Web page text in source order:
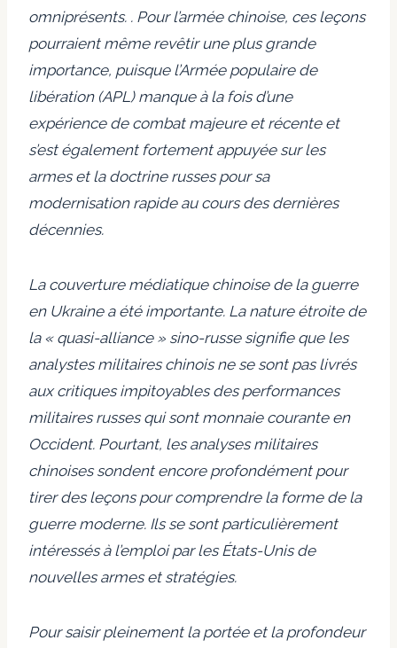
omniprésents. . Pour l’armée chinoise, ces leçons
pourraient même revêtir une plus grande
importance, puisque l’Armée populaire de
libération (APL) manque à la fois d’une
expérience de combat majeure et récente et
s’est également fortement appuyée sur les
armes et la doctrine russes pour sa
modernisation rapide au cours des dernières
décennies.
La couverture médiatique chinoise de la guerre
en Ukraine a été importante. La nature étroite de
la « quasi-alliance » sino-russe signifie que les
analystes militaires chinois ne se sont pas livrés
aux critiques impitoyables des performances
militaires russes qui sont monnaie courante en
Occident. Pourtant, les analyses militaires
chinoises sondent encore profondément pour
tirer des leçons pour comprendre la forme de la
guerre moderne. Ils se sont particulièrement
intéressés à l’emploi par les États-Unis de
nouvelles armes et stratégies.
Pour saisir pleinement la portée et la profondeur